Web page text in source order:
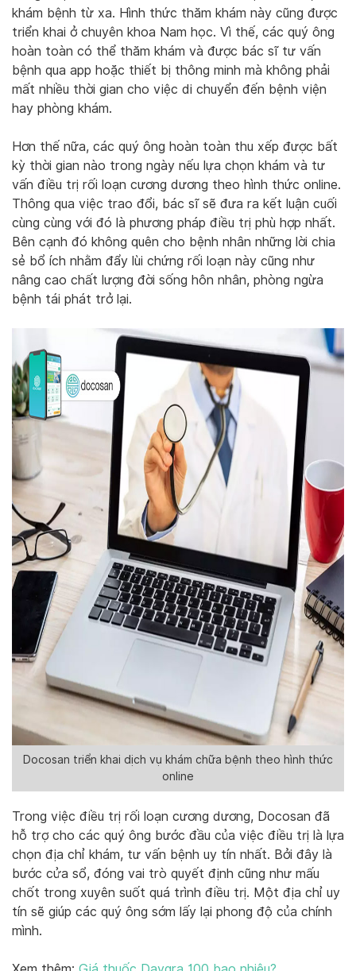
khám bệnh từ xa. Hình thức thăm khám này cũng được
triển khai ở chuyên khoa Nam học. Vì thế, các quý ông
hoàn toàn có thể thăm khám và được bác sĩ tư vấn
bệnh qua app hoặc thiết bị thông minh mà không phải
mất nhiều thời gian cho việc di chuyển đến bệnh viện
hay phòng khám.
Hơn thế nữa, các quý ông hoàn toàn thu xếp được bất
kỳ thời gian nào trong ngày nếu lựa chọn khám và tư
vấn điều trị rối loạn cương dương theo hình thức online.
Thông qua việc trao đổi, bác sĩ sẽ đưa ra kết luận cuối
cùng cùng với đó là phương pháp điều trị phù hợp nhất.
Bên cạnh đó không quên cho bệnh nhân những lời chia
sẻ bổ ích nhằm đẩy lùi chứng rối loạn này cũng như
nâng cao chất lượng đời sống hôn nhân, phòng ngừa
bệnh tái phát trở lại.
Docosan triển khai dịch vụ khám chữa bệnh theo hình thức
online
Trong việc điều trị rối loạn cương dương, Docosan đã
hỗ trợ cho các quý ông bước đầu của việc điều trị là lựa
chọn địa chỉ khám, tư vấn bệnh uy tín nhất. Bởi đây là
bước cửa sổ, đóng vai trò quyết định cũng như mấu
chốt trong xuyên suốt quá trình điều trị. Một địa chỉ uy
tín sẽ giúp các quý ông sớm lấy lại phong độ của chính
mình.